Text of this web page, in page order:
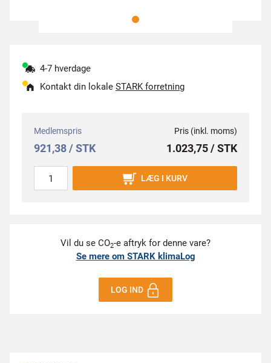
4-7 hverdage
Kontakt din lokale STARK forretning
Medlemspris
921,38 / STK
Pris (inkl. moms)
1.023,75 / STK
LÆG I KURV
Vil du se CO2-e aftryk for denne vare?
Se mere om STARK klimaLog
LOG IND